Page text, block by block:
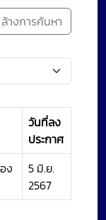
ล้างการค้นหา
วันที่ลง
ประกาศ
ง
5 มิ.ย.
2567